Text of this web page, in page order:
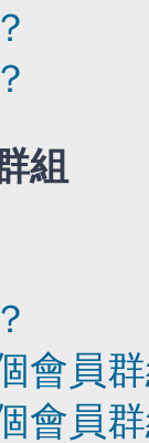
組
會員
會員